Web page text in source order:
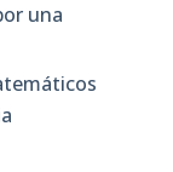
una